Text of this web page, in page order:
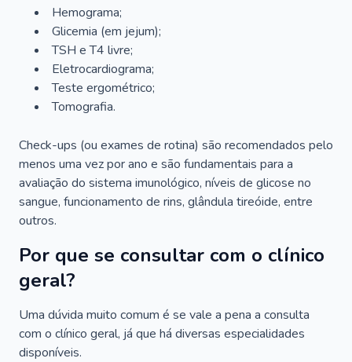
Hemograma;
Glicemia (em jejum);
TSH e T4 livre;
Eletrocardiograma;
Teste ergométrico;
Tomografia.
Check-ups (ou exames de rotina) são recomendados pelo
menos uma vez por ano e são fundamentais para a
avaliação do sistema imunológico, níveis de glicose no
sangue, funcionamento de rins, glândula tireóide, entre
outros.
Por que se consultar com o clínico
geral?
Uma dúvida muito comum é se vale a pena a consulta
com o clínico geral, já que há diversas especialidades
disponíveis.